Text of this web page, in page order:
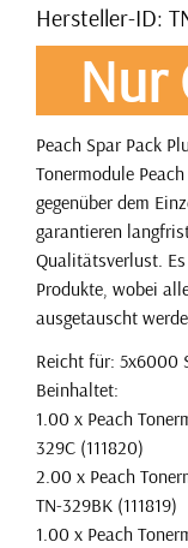
Hersteller-ID:
Nur
Peach Spar Pack
Tonermodule
gegenüber dem
garantieren
Qualitätsverlust.
Produkte, wobei
ausgetauscht
Reicht für: 5x6000
Beinhaltet:
1.00 x Peach
329C (111820)
2.00 x Peach
TN-329BK (111819)
1.00 x Peach